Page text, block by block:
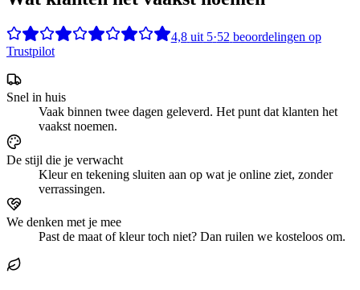
4,8 uit5·52 beoordelingen op
Trustpilot
Snel in huis
Vaak binnen twee dagen geleverd. Het punt dat klanten het
vaakst noemen.
De stijl die je verwacht
Kleur en tekening sluiten aan op wat je online ziet, zonder
verrassingen.
We denken met je mee
Past de maat of kleur toch niet? Dan ruilen we kosteloos om.